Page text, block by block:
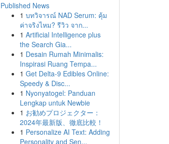
Published News
1 บทวิจารณ์ NAD Serum: คุ้ม
ค่าจริงไหม? รีวิว จาก...
1 Artificial Intelligence plus
the Search Gia...
1 Desain Rumah Minimalis:
Inspirasi Ruang Tempa...
1 Get Delta-9 Edibles Online:
Speedy & Disc...
1 Nyonyatogel: Panduan
Lengkap untuk Newbie
1 お勧めプロジェクター：
2024年最新版、徹底比較！
1 Personalize AI Text: Adding
Personality and Sen...